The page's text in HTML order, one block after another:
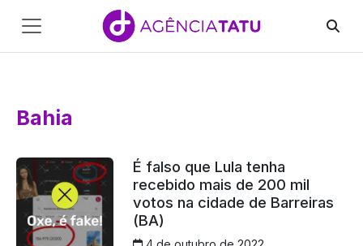
Main
Navigation
Bahia
É falso que Lula tenha
recebido mais de 200 mil
votos na cidade de Barreiras
(BA)